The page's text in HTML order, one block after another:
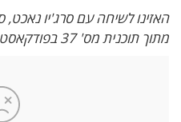
האזינו לשיחה עם סרג'יו
מתוך תוכנית מס' 37 בפודקאסט של Techtime: